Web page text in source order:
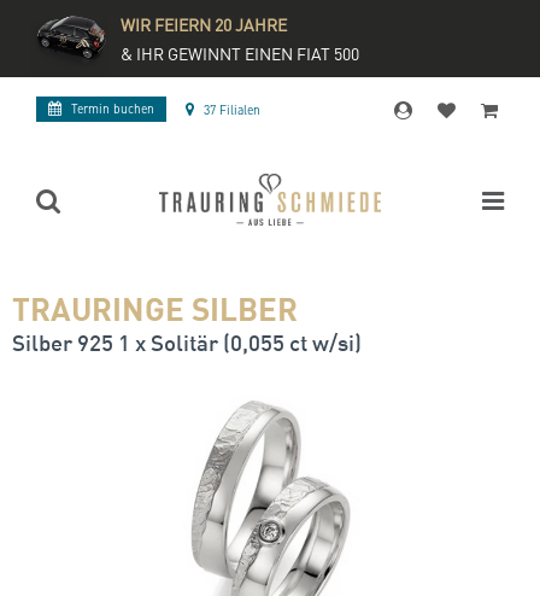
WIR FEIERN 20 JAHRE
& IHR GEWINNT EINEN FIAT 500
Termin buchen 37 Filialen
TRAURINGE SILBER
Silber 925 1 x Solitär (0,055 ct w/si)